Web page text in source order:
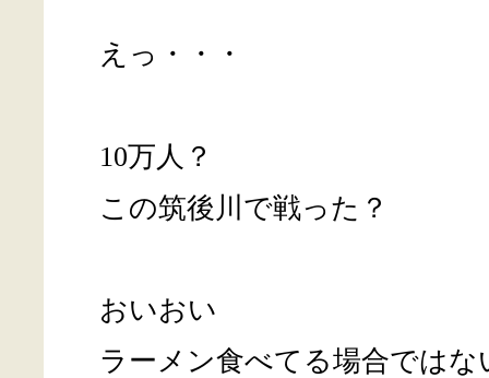
えっ・・・
10万人？
この筑後川で戦った？
おいおい
ラーメン食べてる場合ではな